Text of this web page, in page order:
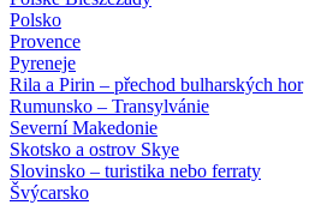
Polsko
Provence
Pyreneje
Rila a Pirin – přechod bulharských hor
Rumunsko – Transylvánie
Severní Makedonie
Skotsko a ostrov Skye
Slovinsko – turistika nebo ferraty
Švýcarsko